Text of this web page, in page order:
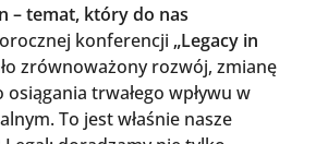
– temat, który do nas
konferencji „Legacy in
zrównoważony rozwój, zmianę
trwałego wpływu w
To jest właśnie nasze